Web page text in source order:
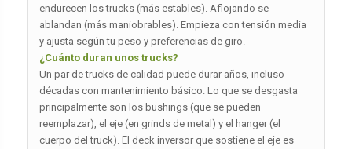
endurecen los trucks (más estables). Aflojando se
ablandan (más maniobrables). Empieza con tensión media
y ajusta según tu peso y preferencias de giro.
¿Cuánto duran unos trucks?
Un par de trucks de calidad puede durar años, incluso
décadas con mantenimiento básico. Lo que se desgasta
principalmente son los bushings (que se pueden
reemplazar), el eje (en grinds de metal) y el hanger (el
cuerpo del truck). El deck inversor que sostiene el eje es